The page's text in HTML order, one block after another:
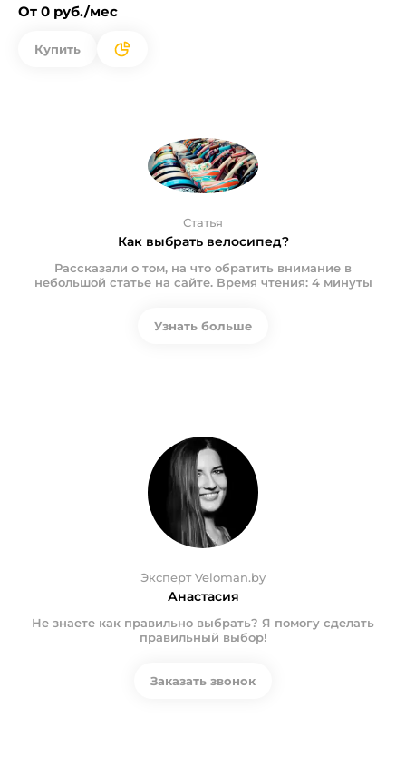
От 0 руб./мес
Купить
Статья
Как выбрать велосипед?
Рассказали о том, на что обратить внимание в
небольшой статье на сайте. Время чтения: 4 минуты
Узнать больше
Эксперт Veloman.by
Анастасия
Не знаете как правильно выбрать? Я помогу сделать
правильный выбор!
Заказать звонок